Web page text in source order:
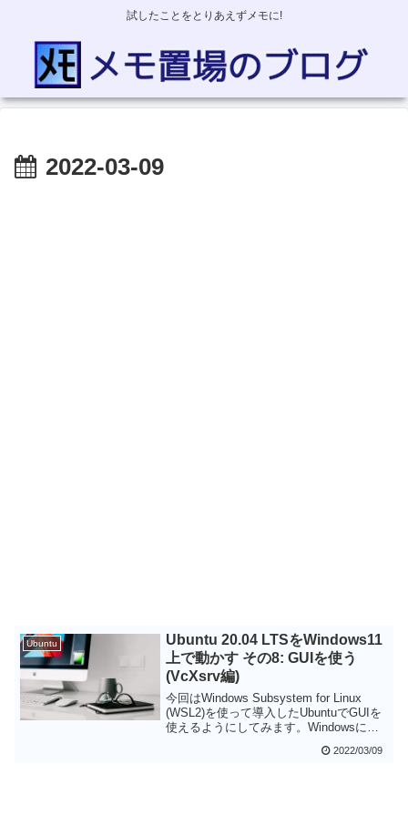
試したことをとりあえずメモに!
2022-03-09
Ubuntu
Ubuntu 20.04 LTSをWindows11
上で動かす その8: GUIを使う
(VcXsrv編)
今回はWindows Subsystem for Linux
(WSL2)を使って導入したUbuntuでGUIを
使えるようにしてみます。Windowsにフ
ことで、GUIアプリも簡単に使うことが
2022/03/09